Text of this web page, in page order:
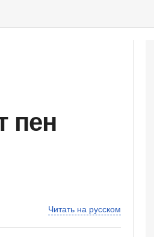
пен
Читать на русском